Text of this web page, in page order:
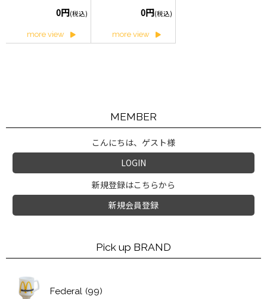
0円(税込)
more view
0円(税込)
more view
MEMBER
こんにちは、ゲスト様
LOGIN
新規登録はこちらから
新規会員登録
Pick up BRAND
Federal (99)